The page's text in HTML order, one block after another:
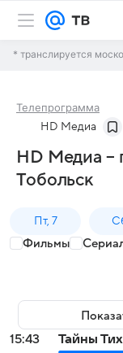
* транслируется
Телепрограмма
HD Медиа
HD Медиа –
Тобольск
Пт, 7
Фильмы
15:43
Тайны